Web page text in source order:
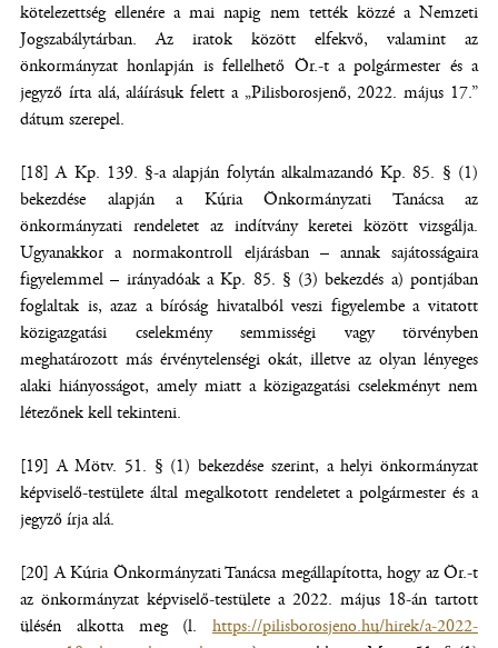
kötelezettség ellenére a mai napig nem tették közzé a Nemzeti
Jogszabálytárban. Az iratok között elfekvő, valamint az
önkormányzat honlapján is fellelhető Ör.-t a polgármester és a
jegyző írta alá, aláírásuk felett a „Pilisborosjenő, 2022. május 17.”
dátum szerepel.
[18] A Kp. 139. §-a alapján folytán alkalmazandó Kp. 85. § (1)
bekezdése alapján a Kúria Önkormányzati Tanácsa az
önkormányzati rendeletet az indítvány keretei között vizsgálja.
Ugyanakkor a normakontroll eljárásban – annak sajátosságaira
figyelemmel – irányadóak a Kp. 85. § (3) bekezdés a) pontjában
foglaltak is, azaz a bíróság hivatalból veszi figyelembe a vitatott
közigazgatási cselekmény semmisségi vagy törvényben
meghatározott más érvénytelenségi okát, illetve az olyan lényeges
alaki hiányosságot, amely miatt a közigazgatási cselekményt nem
létezőnek kell tekinteni.
[19] A Mötv. 51. § (1) bekezdése szerint, a helyi önkormányzat
képviselő-testülete által megalkotott rendeletet a polgármester és a
jegyző írja alá.
[20] A Kúria Önkormányzati Tanácsa megállapította, hogy az Ör.-t
az önkormányzat képviselő-testülete a 2022. május 18-án tartott
ülésén alkotta meg (l. https://pilisborosjeno.hu/hirek/a-2022-